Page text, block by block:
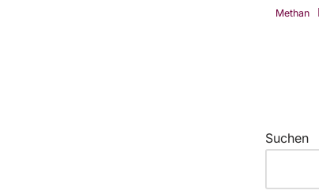
Methan
Suchen